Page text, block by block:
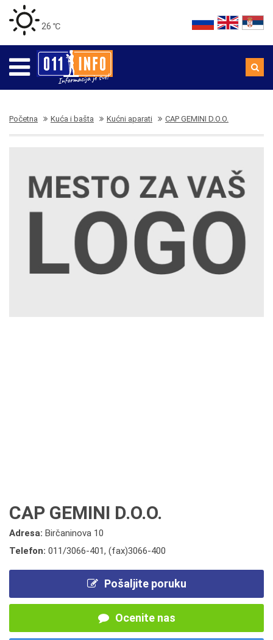
26 ℃
Početna Kuća i bašta Kućni aparati CAP GEMINI D.O.O.
CAP GEMINI D.O.O.
Adresa: Birčaninova 10
Telefon: 011/3066-401, (fax)3066-400
Pošaljite poruku
Ocenite nas